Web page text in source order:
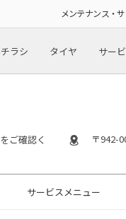
メンテナンス・
ラシ タイヤ サー
ご確認く
〒942-
サービスメニュー